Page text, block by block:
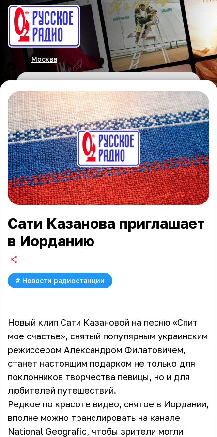
Москва
Сати Казанова приглашает
в Иорданию
# Новости радиостанции
Новый клип Сати Казановой на песню «Спит
мое счастье», снятый популярным украинским
режиссером Александром Филатовичем,
станет настоящим подарком не только для
поклонников творчества певицы, но и для
любителей путешествий.
Редкое по красоте видео, снятое в Иордании,
вполне можно транслировать на канале
National Geografic, чтобы зрители могли